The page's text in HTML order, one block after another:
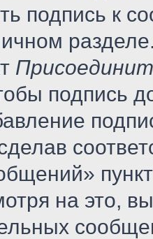
подпись к
подпись
на это,